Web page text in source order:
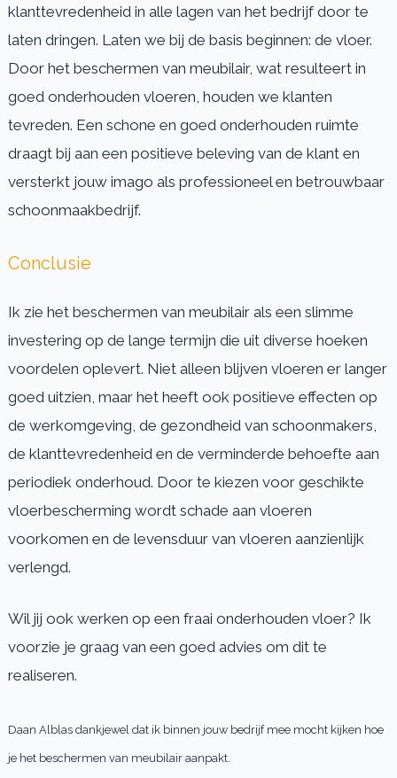
klanttevredenheid in alle lagen van het bedrijf door te
laten dringen. Laten we bij de basis beginnen: de vloer.
Door het beschermen van meubilair, wat resulteert in
goed onderhouden vloeren, houden we klanten
tevreden. Een schone en goed onderhouden ruimte
draagt bij aan een positieve beleving van de klant en
versterkt jouw imago als professioneel en betrouwbaar
schoonmaakbedrijf.
Conclusie
Ik zie het beschermen van meubilair als een slimme
investering op de lange termijn die uit diverse hoeken
voordelen oplevert. Niet alleen blijven vloeren er langer
goed uitzien, maar het heeft ook positieve effecten op
de werkomgeving, de gezondheid van schoonmakers,
de klanttevredenheid en de verminderde behoefte aan
periodiek onderhoud. Door te kiezen voor geschikte
vloerbescherming wordt schade aan vloeren
voorkomen en de levensduur van vloeren aanzienlijk
verlengd.
Wil jij ook werken op een fraai onderhouden vloer? Ik
voorzie je graag van een goed advies om dit te
realiseren.
Daan Alblas dankjewel dat ik binnen jouw bedrijf mee mocht kijken hoe
je het beschermen van meubilair aanpakt.